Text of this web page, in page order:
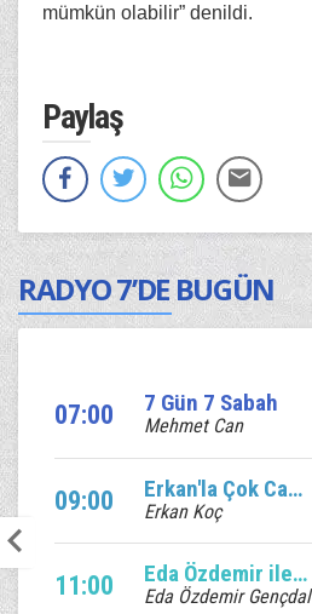
mümkün olabilir” denildi.
Paylaş
RADYO 7’DE BUGÜN
07:00 7 Gün 7 Sabah
Mehmet Can
09:00 Erkan'la Çok Canlı
Erkan Koç
11:00 Eda Özdemir ile Edalı Saatler
Eda Özdemir Gençdal